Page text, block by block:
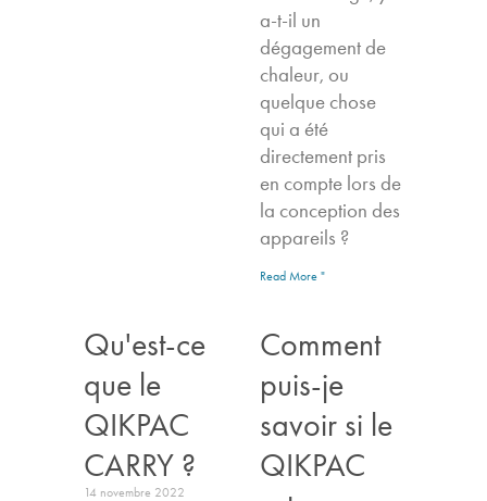
a-t-il un
dégagement de
chaleur, ou
quelque chose
qui a été
directement pris
en compte lors de
la conception des
appareils ?
Read More "
Qu'est-ce
que le
QIKPAC
CARRY ?
14 novembre 2022
Comment
puis-je
savoir si le
QIKPAC